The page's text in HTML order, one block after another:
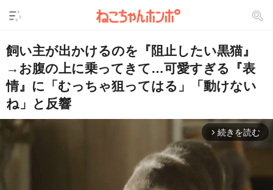
飼い主が出かけるのを『阻止したい黒猫』
→お腹の上に乗ってきて…可愛すぎる『表
情』に「むっちゃ狙ってはる」「動けない
ね」と反響
arrow_forward_ios 続きを読む